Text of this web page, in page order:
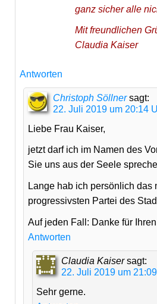
ganz sicher alle
Mit freundlichen
Claudia Kaiser
Antworten
Christoph Söllner sagt:
22. Juli 2019 um 20:14
Liebe Frau Kaiser,
jetzt darf ich im Namen des
Sie uns aus der Seele
Lange hab ich persönlich
progressivsten Partei des
Auf jeden Fall: Danke für
Antworten
Claudia Kaiser sagt:
22. Juli 2019 um
Sehr gerne.